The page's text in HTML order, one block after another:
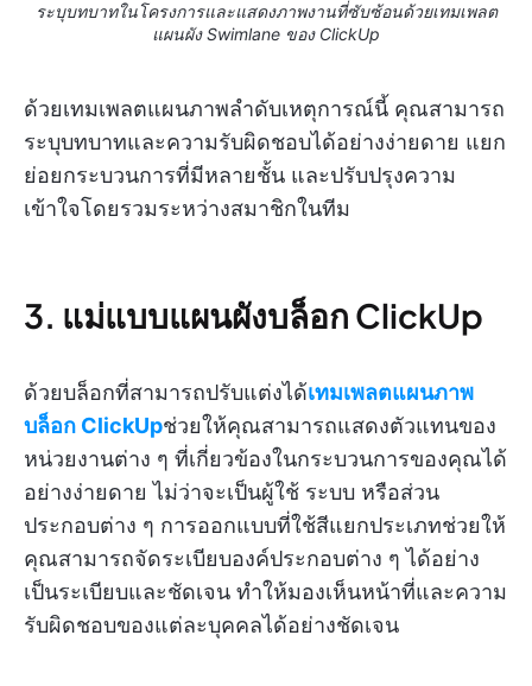
ระบุบทบาทในโครงการและแสดงภาพงานที่ซับซ้อนด้วยเทมเพลต
แผนผัง Swimlane ของ ClickUp
ด้วยเทมเพลตแผนภาพลำดับเหตุการณ์นี้ คุณสามารถ
ระบุบทบาทและความรับผิดชอบได้อย่างง่ายดาย แยก
ย่อยกระบวนการที่มีหลายชั้น และปรับปรุงความ
เข้าใจโดยรวมระหว่างสมาชิกในทีม
3. แม่แบบแผนผังบล็อก ClickUp
ด้วยบล็อกที่สามารถปรับแต่งได้เทมเพลตแผนภาพ
บล็อก ClickUpช่วยให้คุณสามารถแสดงตัวแทนของ
หน่วยงานต่าง ๆ ที่เกี่ยวข้องในกระบวนการของคุณได้
อย่างง่ายดาย ไม่ว่าจะเป็นผู้ใช้ ระบบ หรือส่วน
ประกอบต่าง ๆ การออกแบบที่ใช้สีแยกประเภทช่วยให้
คุณสามารถจัดระเบียบองค์ประกอบต่าง ๆ ได้อย่าง
เป็นระเบียบและชัดเจน ทำให้มองเห็นหน้าที่และความ
รับผิดชอบของแต่ละบุคคลได้อย่างชัดเจน